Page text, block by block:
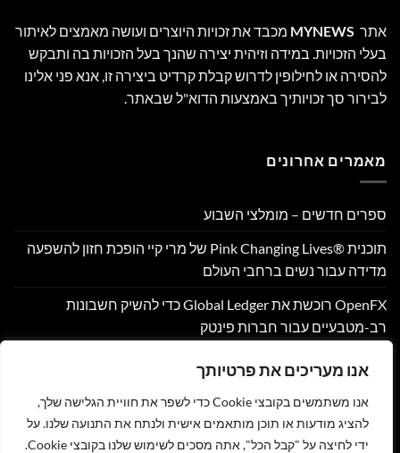
אנו מעריכים את פרטיותך
אנו משתמשים בקובצי Cookie כדי לשפר את חוויית הגלישה שלך,
להציג מודעות או תוכן מותאמים אישית ולנתח את התנועה שלנו. על
ידי לחיצה על "קבל הכל", אתה מסכים לשימוש שלנו בקובצי Cookie.
אתר MYNEWS מכבד את זכויות היוצרים ועושה מאמצים לאיתור
בעלי הזכויות. במידה וזיהית יצירה שהנך בעל הזכויות בה ותבקש
להסירה או לחילופין לדרוש קבלת קרדיט ביצירה זו, אנא פני אלינו
לבירור סך זכויותיך באמצעות הדוא"ל שבאתר.
מאמרים אחרונים
ספרים חדשים – מומלצי השבוע
תוכנית Pink Changing Lives®‎ של מרי קיי הופכת חזון להשפעה
מדידה עבור נשים ברחבי העולם
OpenFX רוכשת את Global Ledger כדי להשיק חשבונות
רב-מטבעיים עבור חברות פינטק
PU Prime מרחיבה את המסחר בזהב עם השקת XAUUSD247